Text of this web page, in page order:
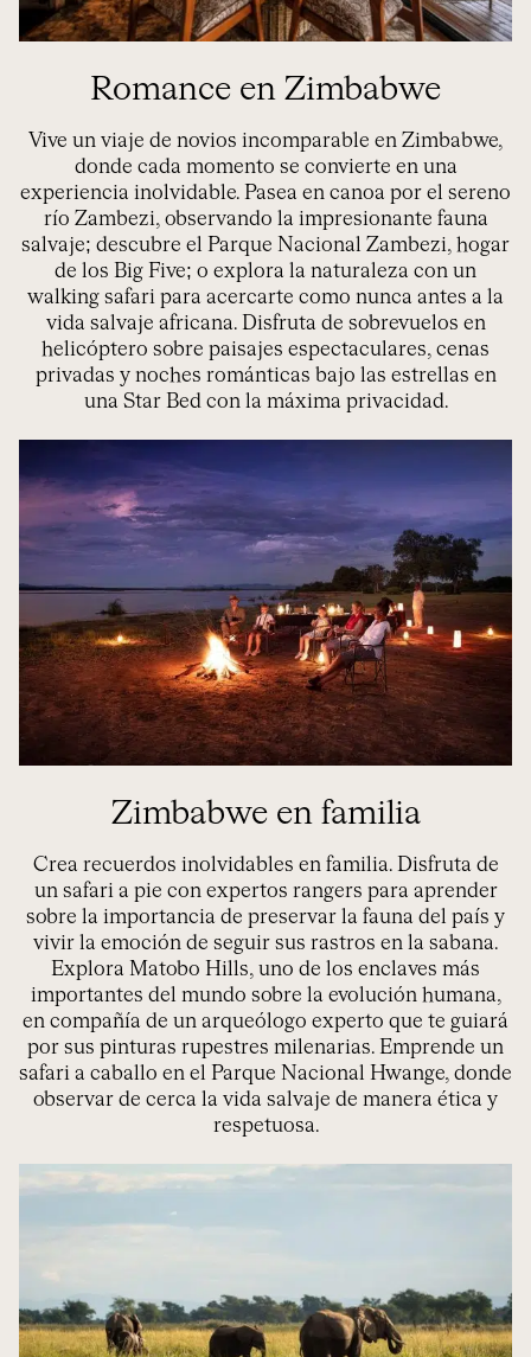
Romance en Zimbabwe
Vive un viaje de novios incomparable en Zimbabwe,
donde cada momento se convierte en una
experiencia inolvidable. Pasea en canoa por el sereno
río Zambezi, observando la impresionante fauna
salvaje; descubre el Parque Nacional Zambezi, hogar
de los Big Five; o explora la naturaleza con un
walking safari para acercarte como nunca antes a la
vida salvaje africana. Disfruta de sobrevuelos en
helicóptero sobre paisajes espectaculares, cenas
privadas y noches románticas bajo las estrellas en
una Star Bed con la máxima privacidad.
Zimbabwe en familia
Crea recuerdos inolvidables en familia. Disfruta de
un safari a pie con expertos rangers para aprender
sobre la importancia de preservar la fauna del país y
vivir la emoción de seguir sus rastros en la sabana.
Explora Matobo Hills, uno de los enclaves más
importantes del mundo sobre la evolución humana,
en compañía de un arqueólogo experto que te guiará
por sus pinturas rupestres milenarias. Emprende un
safari a caballo en el Parque Nacional Hwange, donde
observar de cerca la vida salvaje de manera ética y
respetuosa.